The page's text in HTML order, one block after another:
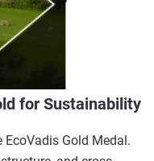
for Sustainability
Gold Medal.